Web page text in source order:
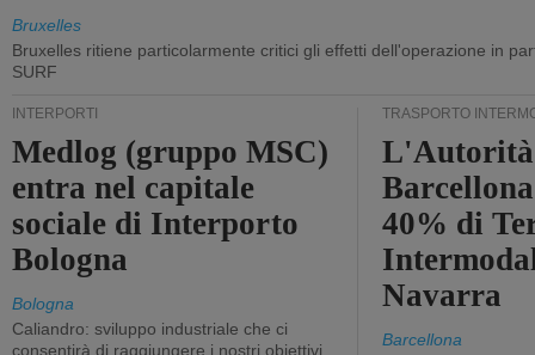
Bruxelles
Bruxelles ritiene particolarmente critici gli effetti dell'operazione in
SURF
INTERPORTI
Medlog (gruppo MSC)
entra nel capitale
sociale di Interporto
Bologna
Bologna
Caliandro: sviluppo industriale che ci
consentirà di raggiungere i nostri obiettivi
TRASPORTO
40% di
Navarra
Barcellona